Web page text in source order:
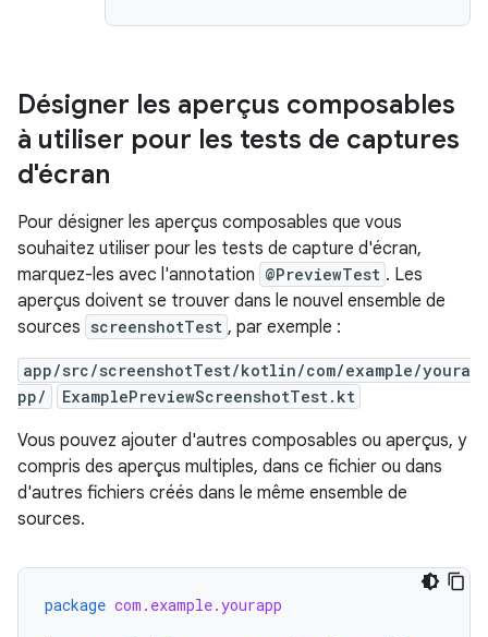
Désigner les aperçus composables
à utiliser pour les tests de captures
d'écran
Pour désigner les aperçus composables que vous
souhaitez utiliser pour les tests de capture d'écran,
marquez-les avec l'annotation @PreviewTest . Les
aperçus doivent se trouver dans le nouvel ensemble de
sources screenshotTest , par exemple :
app/src/screenshotTest/kotlin/com/example/youra
pp/
ExamplePreviewScreenshotTest.kt
Vous pouvez ajouter d'autres composables ou aperçus, y
compris des aperçus multiples, dans ce fichier ou dans
d'autres fichiers créés dans le même ensemble de
sources.
package com.example.yourapp